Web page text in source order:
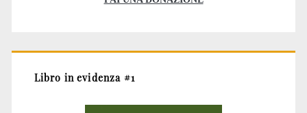
Libro in evidenza #1